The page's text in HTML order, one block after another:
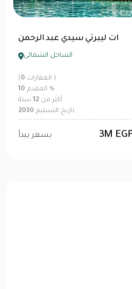
ات ليبرتي سيدي عبد الرحمن
الساحل الشمالى
(0
العقارات )
المقدم 10
%
أكثر من 12 سنة
تاريخ التسليم 2030
بسعر يبدأ 3M